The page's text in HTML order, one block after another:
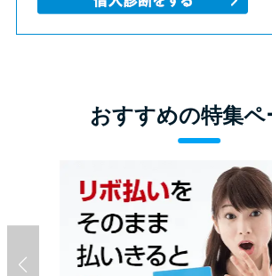
おすすめの特集ペ